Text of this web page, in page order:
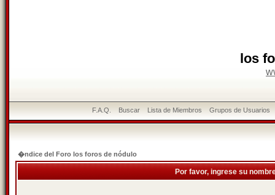
los
F.A.Q. Buscar Lista de Miembros Grupos de Usuarios
�ndice del Foro los foros de nódulo
Por favor, ingrese su